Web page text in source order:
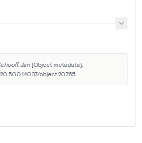
Jan [Object metadata].
object.20765